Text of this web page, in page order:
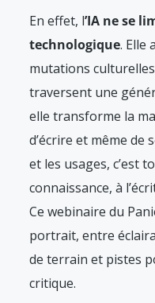
En effet, l’IA ne se
technologique. Elle
mutations
traversent une
elle transforme la
d’écrire et même de
et les usages, c’est
connaissance, à
Ce webinaire du
portrait, entre
de terrain et pistes
critique.